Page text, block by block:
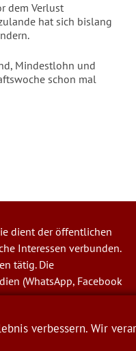
dem Verlust
hat sich bislang
Mindestlohn und
schon mal
dient der öffentlichen
Interessen verbunden.
tätig. Die
(WhatsApp, Facebook
verbessern. Wir